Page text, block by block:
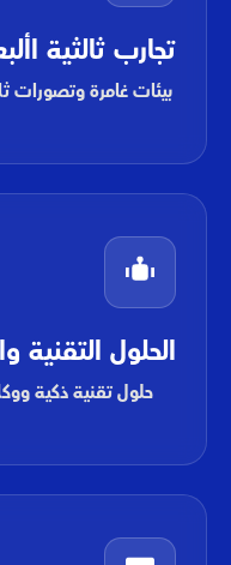
تجارب ثالثية
بيئات غامرة وتصورات
الحلول التقنية
حلول تقنية ذكية